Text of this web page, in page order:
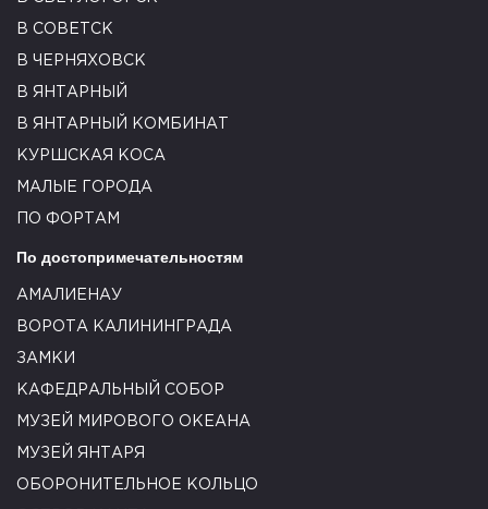
В СОВЕТСК
В ЧЕРНЯХОВСК
В ЯНТАРНЫЙ
В ЯНТАРНЫЙ КОМБИНАТ
КУРШСКАЯ КОСА
МАЛЫЕ ГОРОДА
ПО ФОРТАМ
По достопримечательностям
АМАЛИЕНАУ
ВОРОТА КАЛИНИНГРАДА
ЗАМКИ
КАФЕДРАЛЬНЫЙ СОБОР
МУЗЕЙ МИРОВОГО ОКЕАНА
МУЗЕЙ ЯНТАРЯ
ОБОРОНИТЕЛЬНОЕ КОЛЬЦО